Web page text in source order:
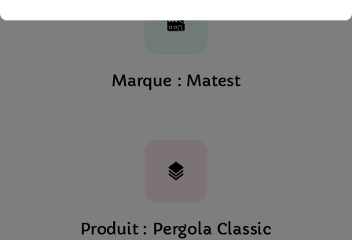
Marque : Matest
Produit : Pergola Classic